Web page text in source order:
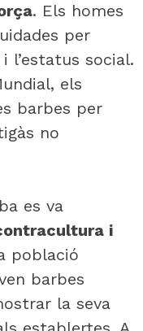
. Els homes
per
l’estatus social.
els
barbes per
no
es va
i
població
barbes
la seva